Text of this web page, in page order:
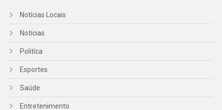
Notícias Locais
Notícias
Politíca
Esportes
Saúde
Entretenimento